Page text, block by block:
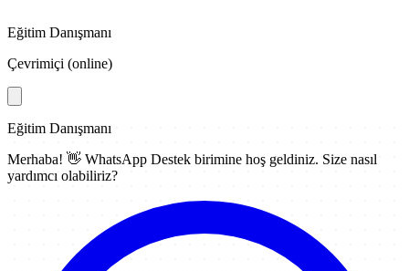
Eğitim Danışmanı
Çevrimiçi (online)
Eğitim Danışmanı
Merhaba! 👋 WhatsApp Destek birimine hoş geldiniz. Size nasıl
yardımcı olabiliriz?